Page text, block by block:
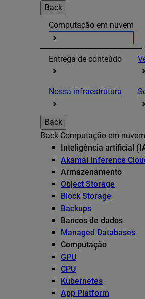
Back
Computação em nuvem
Entrega de conteúdo
Nossa infraestrutura
Back
Back Computação em nuvem
Inteligência artificial
Akamai Inference
Armazenamento
Object Storage
Block Storage
Backups
Bancos de dados
Managed Databases
Computação
GPU
CPU
Kubernetes
App Platform